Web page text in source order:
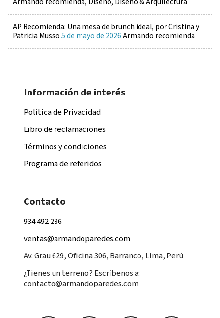
AP Recomienda: Una mesa de brunch ideal, por Cristina y
Patricia Musso5 de mayo de 2026Armando recomienda
Información de interés
Política de Privacidad
Libro de reclamaciones
Términos y condiciones
Programa de referidos
Contacto
934 492 236
ventas@armandoparedes.com
Av. Grau 629, Oficina 306, Barranco, Lima, Perú
¿Tienes un terreno? Escríbenos a:
contacto@armandoparedes.com